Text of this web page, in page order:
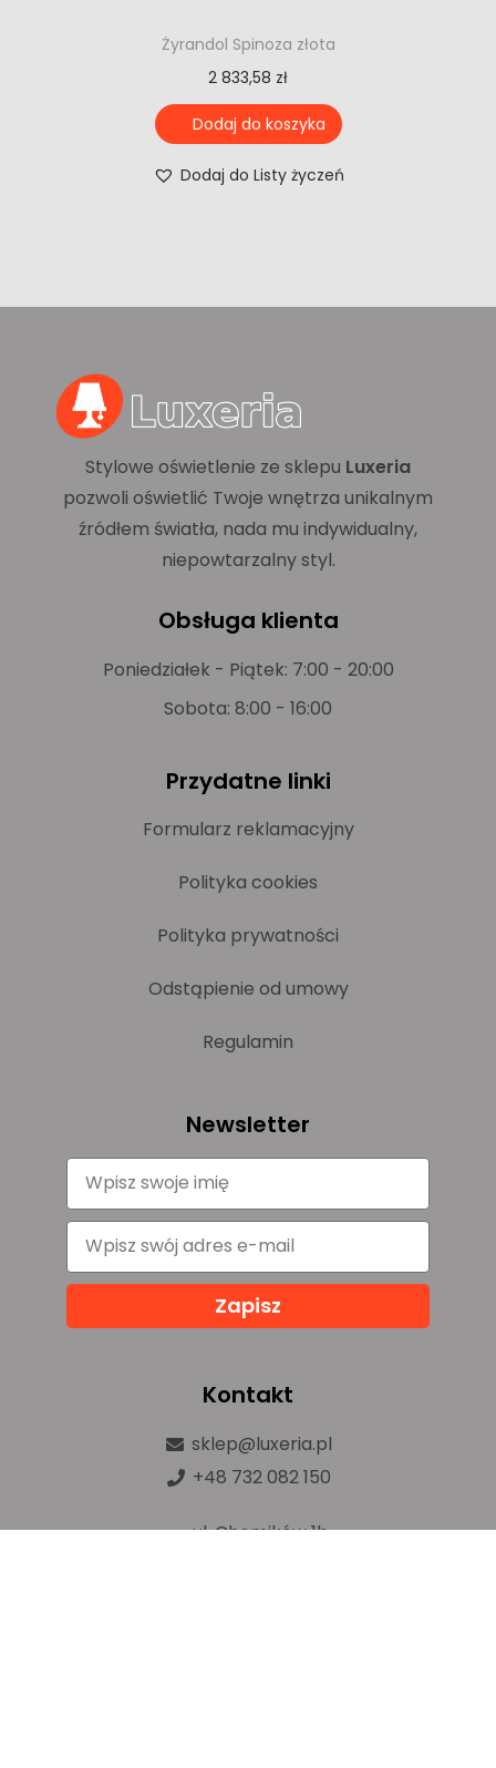
Żyrandol Spinoza złota
2 833,58 zł
Dodaj do koszyka
Dodaj do Listy życzeń
Stylowe oświetlenie ze sklepu Luxeria
pozwoli oświetlić Twoje wnętrza unikalnym
źródłem światła, nada mu indywidualny,
niepowtarzalny styl.
Obsługa klienta
Poniedziałek - Piątek: 7:00 - 20:00
Sobota: 8:00 - 16:00
Przydatne linki
Formularz reklamacyjny
Polityka cookies
Polityka prywatności
Odstąpienie od umowy
Regulamin
Newsletter
Zapisz
Kontakt
sklep@luxeria.pl
+48 732 082 150
ul. Chemików 1b,